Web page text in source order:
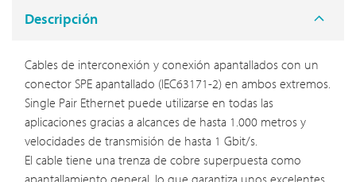
Descripción
Cables de interconexión y conexión apantallados con un
conector SPE apantallado (IEC63171-2) en ambos extremos.
Single Pair Ethernet puede utilizarse en todas las
aplicaciones gracias a alcances de hasta 1.000 metros y
velocidades de transmisión de hasta 1 Gbit/s.
El cable tiene una trenza de cobre superpuesta como